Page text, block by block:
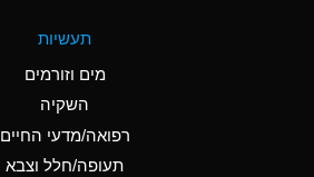
Ammonium Hydroxide
A
תעשיות
מים וזורמים
השקיה
רפואה/מדעי החיים
תעופה/חלל וצבא